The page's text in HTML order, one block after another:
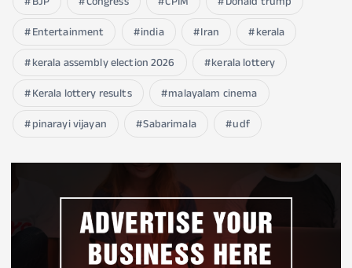
Entertainment
india Iran
kerala
kerala assembly election 2026
kerala lottery
Kerala lottery results
malayalam cinema
pinarayi vijayan
Sabarimala udf